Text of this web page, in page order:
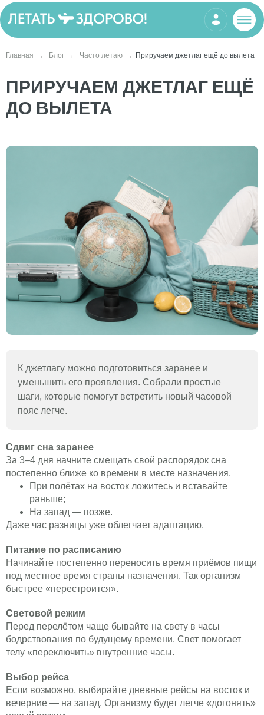
Главная → Блог → Часто летаю → Приручаем джетлаг ещё до вылета
ПРИРУЧАЕМ ДЖЕТЛАГ ЕЩЁ
ДО ВЫЛЕТА
К джетлагу можно подготовиться заранее и
уменьшить его проявления. Собрали простые
шаги, которые помогут встретить новый часовой
пояс легче.
Сдвиг сна заранее
За 3–4 дня начните смещать свой распорядок сна
постепенно ближе ко времени в месте назначения.
При полётах на восток ложитесь и вставайте
раньше;
На запад — позже.
Даже час разницы уже облегчает адаптацию.
Питание по расписанию
Начинайте постепенно переносить время приёмов пищи
под местное время страны назначения. Так организм
быстрее «перестроится».
Световой режим
Перед перелётом чаще бывайте на свету в часы
бодрствования по будущему времени. Свет помогает
телу «переключить» внутренние часы.
Выбор рейса
Если возможно, выбирайте дневные рейсы на восток и
вечерние — на запад. Организму будет легче «догонять»